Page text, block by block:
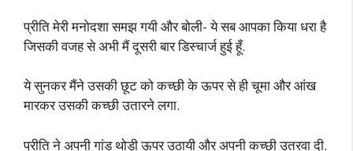
प्रीति मेरी मनोदशा समझ गयी और बोली- ये सब आपका किया धरा है
जिसकी वजह से अभी मैं दूसरी बार डिस्चार्ज हुई हूँ.
ये सुनकर मैंने उसकी छूट को कच्छी के ऊपर से ही चूमा और आंख
मारकर उसकी कच्छी उतारने लगा.
प्रीति ने अपनी गांड थोड़ी ऊपर उठायी और अपनी कच्छी उतरवा दी.